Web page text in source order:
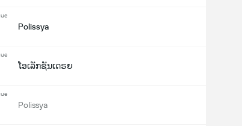
Polissya
ໂອເລັກຊັນເດຣຍ
Polissya